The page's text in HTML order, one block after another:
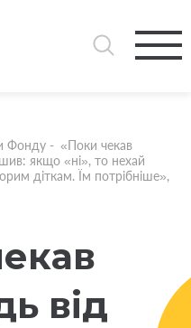
Фонду - «Поки чекав
якщо «ні», то нехай
діткам. Їм потрібніше»,
від